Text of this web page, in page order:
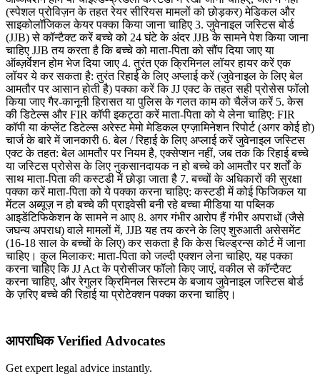
(स्पेशल प्रोविज़न के तहत रेयर सीरियस मामलों को छोड़कर) मेडिकल और
साइकोलॉजिकल केयर पक्का किया जाना चाहिए 3. जुवेनाइल जस्टिस बोर्ड
(JJB) से कॉन्टैक्ट करें बच्चे को 24 घंटे के अंदर JJB के सामने पेश किया जाना
चाहिए JJB तय करता है कि बच्चे को माता-पिता को सौंप दिया जाए या
ऑब्ज़र्वेशन होम भेज दिया जाए 4. तुरंत एक क्रिमिनल लॉयर हायर करें एक
लॉयर ये कर सकता है: तुरंत रिहाई के लिए अप्लाई करें (जुवेनाइल के लिए बेल
आमतौर पर आसान होती है) पक्का करें कि JJ एक्ट के तहत सही प्रोसेस फॉलो
किया जाए गैर-कानूनी हिरासत या पुलिस के गलत काम को चैलेंज करें 5. केस
की डिटेल्स और FIR कॉपी इकट्ठा करें माता-पिता को ये लेना चाहिए: FIR
कॉपी या कंप्लेंट डिटेल्स अरेस्ट मेमो मेडिकल एग्ज़ामिनेशन रिपोर्ट (अगर कोई हो)
चार्ज के बारे में जानकारी 6. बेल / रिहाई के लिए अप्लाई करें जुवेनाइल जस्टिस
एक्ट के तहत: बेल आमतौर पर नियम है, एक्सेप्शन नहीं, जब तक कि रिहाई बच्चे
या जस्टिस प्रोसेस के लिए नुकसानदायक न हो बच्चे को आमतौर पर शर्तों के
साथ माता-पिता की कस्टडी में छोड़ा जाता है 7. बच्चों के अधिकारों की सुरक्षा
पक्का करें माता-पिता को ये पक्का करना चाहिए: कस्टडी में कोई फिजिकल या
मेंटल अब्यूज़ न हो बच्चे की प्राइवेसी बनी रहे बच्चा मीडिया या पब्लिक
आइडेंटिफिकेशन के सामने न आए 8. अगर गंभीर आरोप हैं गंभीर अपराधों (जैसे
जघन्य अपराध) वाले मामलों में, JJB यह तय करने के लिए शुरुआती असेसमेंट
(16-18 साल के बच्चों के लिए) कर सकता है कि केस चिल्ड्रन्स कोर्ट में जाना
चाहिए। कुल मिलाकर: माता-पिता को जल्दी एक्शन लेना चाहिए, यह पक्का
करना चाहिए कि JJ Act के प्रोसीजर फॉलो किए जाएं, वकील से कॉन्टैक्ट
करना चाहिए, और रेगुलर क्रिमिनल सिस्टम के बजाय जुवेनाइल जस्टिस बोर्ड
के ज़रिए बच्चे की रिहाई या प्रोटेक्शन पक्का करना चाहिए।
आपराधिक Verified Advocates
Get expert legal advice instantly.